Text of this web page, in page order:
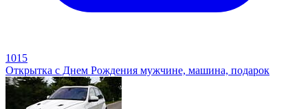
1015
Открытка с Днем Рождения мужчине, машина, подарок